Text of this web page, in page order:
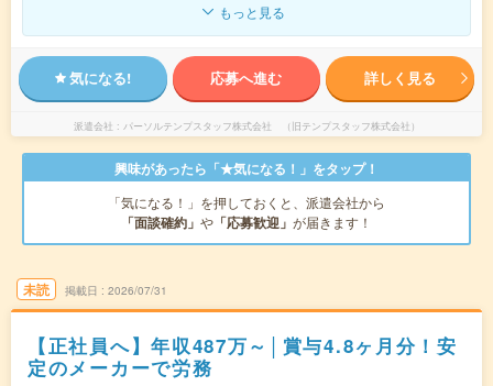
もっと見る
気になる! 応募へ進む 詳しく見る
派遣会社 パーソルテンプスタッフ株式会社 （旧テンプスタッフ株式会社）
興味があったら「★気になる！」をタップ！
「気になる！」を押しておくと、派遣会社から
「面談確約」 や 「応募歓迎」 が届きます！
未読 掲載日 2026/07/31
【正社員へ】年収487万～│賞与4.8ヶ月分！安
定のメーカーで労務